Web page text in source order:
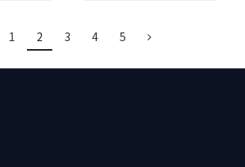
1 2 3 4 5